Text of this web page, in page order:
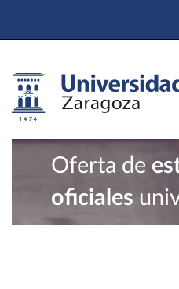
Oferta de
oficiales